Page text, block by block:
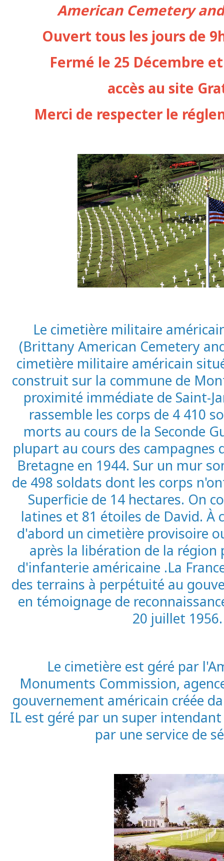
American Cemetery
Ouvert tous les jours de
Fermé le 25 Décembre
accès au site
Merci de respecter le
Le cimetière militaire
(Brittany American Cemetery
cimetière militaire américain
construit sur la commune de
proximité immédiate de Saint-
rassemble les corps de 4 410
morts au cours de la Seconde
plupart au cours des campagnes
Bretagne en 1944. Sur un mur
de 498 soldats dont les corps
Superficie de 14 hectares. On
latines et 81 étoiles de David. À
d'abord un cimetière provisoire
après la libération de la région
d'infanterie américaine .La
des terrains à perpétuité au
en témoignage de
20 juillet 1956.
Le cimetière est géré par
Monuments Commission,
gouvernement américain créée
IL est géré par un super
par une service de